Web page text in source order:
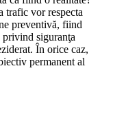
trafic vor respecta
preventivă, fiind
privind siguranţa
În orice caz,
permanent al